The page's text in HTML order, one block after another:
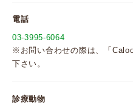
電話
03-3995-6064
※お問い合わせの際は、「
下さい。
診療動物